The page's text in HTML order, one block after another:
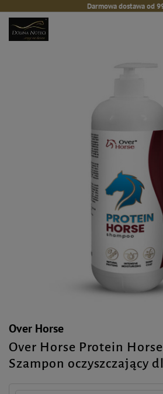
Darmowa dostawa od
Over Horse
Over Horse Protein
Szampon oczyszczający